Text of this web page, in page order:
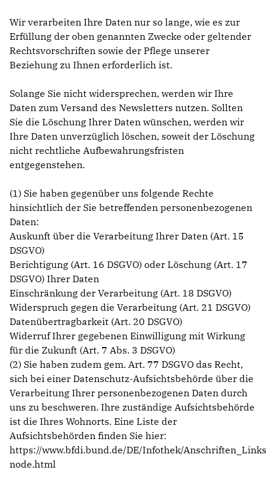
Wir verarbeiten Ihre Daten nur so lange, wie es zur
Erfüllung der oben genannten Zwecke oder geltender
Rechtsvorschriften sowie der Pflege unserer
Beziehung zu Ihnen erforderlich ist.
Solange Sie nicht widersprechen, werden wir Ihre
Daten zum Versand des Newsletters nutzen. Sollten
Sie die Löschung Ihrer Daten wünschen, werden wir
Ihre Daten unverzüglich löschen, soweit der Löschung
nicht rechtliche Aufbewahrungsfristen
entgegenstehen.
(1) Sie haben gegenüber uns folgende Rechte
hinsichtlich der Sie betreffenden personenbezogenen
Daten:
Auskunft über die Verarbeitung Ihrer Daten (Art. 15
DSGVO)
Berichtigung (Art. 16 DSGVO) oder Löschung (Art. 17
DSGVO) Ihrer Daten
Einschränkung der Verarbeitung (Art. 18 DSGVO)
Widerspruch gegen die Verarbeitung (Art. 21 DSGVO)
Datenübertragbarkeit (Art. 20 DSGVO)
Widerruf Ihrer gegebenen Einwilligung mit Wirkung
für die Zukunft (Art. 7 Abs. 3 DSGVO)
(2) Sie haben zudem gem. Art. 77 DSGVO das Recht,
sich bei einer Datenschutz-Aufsichtsbehörde über die
Verarbeitung Ihrer personenbezogenen Daten durch
uns zu beschweren. Ihre zuständige Aufsichtsbehörde
ist die Ihres Wohnorts. Eine Liste der
Aufsichtsbehörden finden Sie hier:
https://www.bfdi.bund.de/DE/Infothek/
node.html